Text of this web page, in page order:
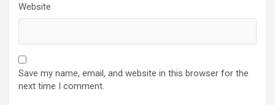
Website
Save my name, email, and website in this browser for the
next time I comment.